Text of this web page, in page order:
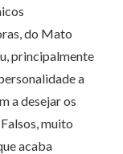
do Mato
principalmente
a
a desejar os
muito
acaba